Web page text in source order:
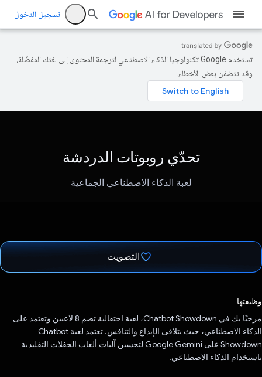
تسجيل الدخول
تستخدم Google تكنولوجيا الذكاء الاصطناعي لترجمة المحتوى إلى لغتك المفضّلة،
وقد تتضمّن بعض الأخطاء.
تحدّي روبوتات الدردشة
لعبة الذكاء الاصطناعي الجماعية
التصويت
وظيفتها
مرحبًا بك في Chatbot Showdown، لعبة احتفالية تضم 8 لاعبين وتعتمد على
الذكاء الاصطناعي، حيث يتلاقى الإبداع والتنافس. تعتمد لعبة Chatbot
Showdown على Google Gemini لتحسين آليات ألعاب الحفلات التقليدية
باستخدام الذكاء الاصطناعي.